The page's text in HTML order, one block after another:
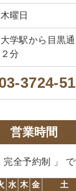
曜日
学駅から目黒
分
3724-
営業時間
全予約制 」 で
水 木 金 土